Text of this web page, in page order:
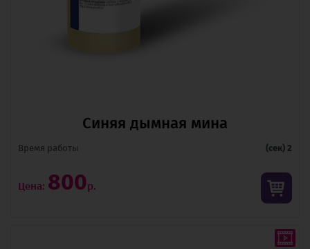
Синяя дымная мина
Время pаботы (сек) 2
Цена: 800р.